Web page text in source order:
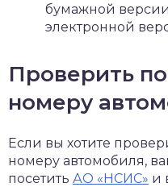
бумажной
электронной
Проверить
номеру
Если вы хотите
номеру автомобиля,
посетить АО «НСИС» и